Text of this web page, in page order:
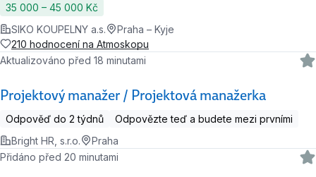
35 000 ‍–‍ 45 000 Kč
SIKO KOUPELNY a.s.
Praha – Kyje
210 hodnocení na Atmoskopu
Projektový manažer / Projektová manažerka
Aktualizováno před 18 minutami
Odpověď do 2 týdnů
Odpovězte teď a budete mezi prvními
Bright HR, s.r.o.
Praha
Přidáno před 20 minutami